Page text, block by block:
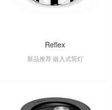
Reflex
新品推荐 嵌入式筒灯